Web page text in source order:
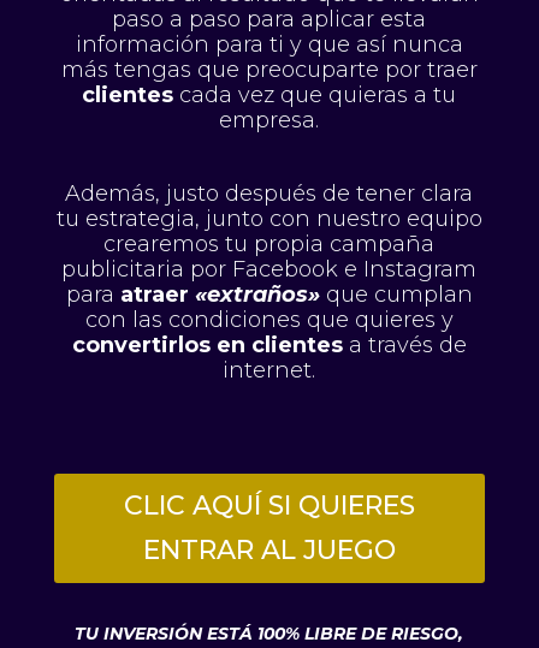
paso a paso para aplicar esta
información para ti y que así nunca
más tengas que preocuparte por traer
clientes cada vez que quieras a tu
empresa.
Además, justo después de tener clara
tu estrategia, junto con nuestro equipo
crearemos tu propia campaña
publicitaria por Facebook e Instagram
para atraer «extraños»que cumplan
con las condiciones que quieres y
convertirlos en clientesa través de
internet.
CLIC AQUÍ SI QUIERES
ENTRAR AL JUEGO
TU INVERSIÓN ESTÁ 100% LIBRE DE RIESGO,